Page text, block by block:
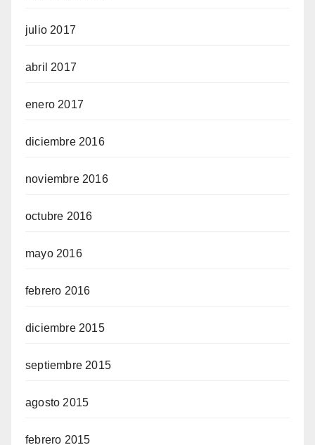
julio 2017
abril 2017
enero 2017
diciembre 2016
noviembre 2016
octubre 2016
mayo 2016
febrero 2016
diciembre 2015
septiembre 2015
agosto 2015
febrero 2015